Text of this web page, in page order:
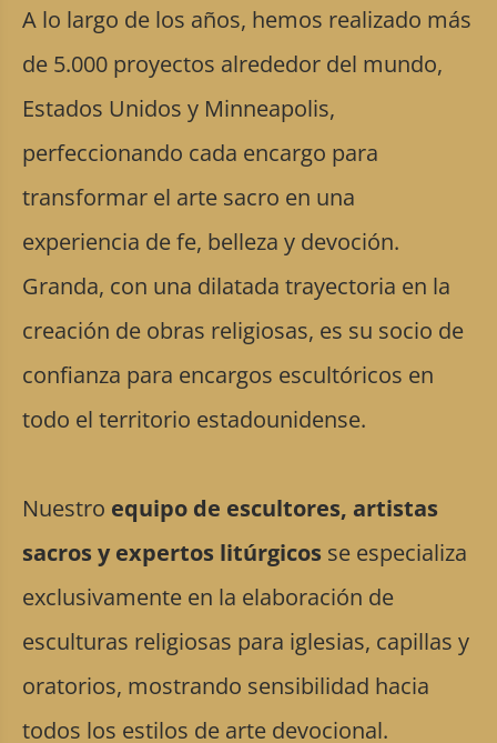
A lo largo de los años, hemos realizado más
de 5.000 proyectos alrededor del mundo,
Estados Unidos y Minneapolis,
perfeccionando cada encargo para
transformar el arte sacro en una
experiencia de fe, belleza y devoción.
Granda, con una dilatada trayectoria en la
creación de obras religiosas, es su socio de
confianza para encargos escultóricos en
todo el territorio estadounidense.
Nuestro equipo de escultores, artistas
sacros y expertos litúrgicos se especializa
exclusivamente en la elaboración de
esculturas religiosas para iglesias, capillas y
oratorios, mostrando sensibilidad hacia
todos los estilos de arte devocional.